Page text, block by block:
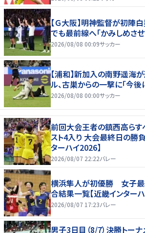
【Ｇ大阪】明神監督が初陣白
でも最前線へ「かみしめさせ
2026/08/08 00:09サッカー
【浦和】新加入の南野遥海
ル、古巣からの一撃に「今後
2026/08/08 00:00サッカー
前回大会王者の鎮西高らす
スト4入り 大会最終日の勝
ターハイ2026】
2026/08/07 22:22バレー
横浜隼人が初優勝 女子最
合結果一覧【近畿インター
2026/08/07 17:23バレー
男子3日目（8/7）決勝トー